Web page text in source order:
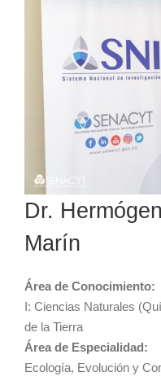
Dr.
Marín
Área de Conocimiento:
I: Ciencias Naturales
de la Tierra
Área de Especialidad:
Ecología, Evolución y